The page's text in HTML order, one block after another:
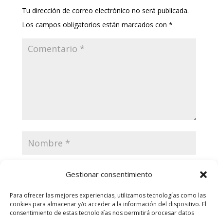
Gestionar consentimiento
Para ofrecer las mejores experiencias, utilizamos tecnologías como las
cookies para almacenar y/o acceder a la información del dispositivo. El
consentimiento de estas tecnologías nos permitirá procesar datos
Tu dirección de correo electrónico no será publicada.
Los campos obligatorios están marcados con *